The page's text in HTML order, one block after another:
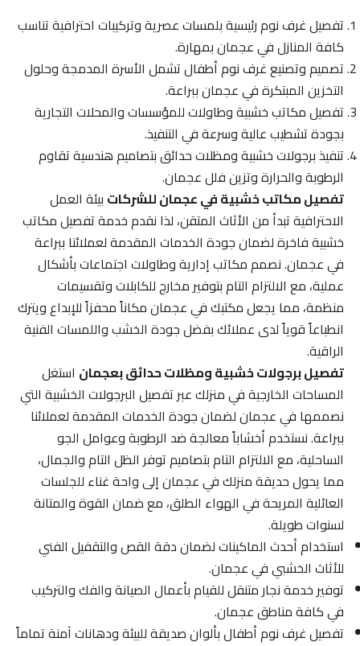
تفصيل غرف نوم رئيسية بلمسات عصرية وتركيبات احترافية تناسب
كافة المنازل في عجمان بمهارة.
تصميم وتصنيع غرف نوم أطفال تشمل الأسرة المدمجة وحلول
التخزين المبتكرة في عجمان ببراعة.
تفصيل مكاتب خشبية وطاولات للمؤسسات والمحلات التجارية
بجودة تشطيب عالية وسرعة في التنفيذ.
تنفيذ برجولات خشبية ومظلات حدائق بتصاميم هندسية تقاوم
الرطوبة والحرارة وتزين فلل عجمان.
تفصيل مكاتب خشبية في عجمان للشركاتبيئة العمل
الاحترافية تبدأ من الأثاث المتقن، لذا نقدم خدمة تفصيل مكاتب
خشبية فاخرة لضمان جودة الخدمات المقدمة لعملائنا ببراعة
في عجمان. نصمم مكاتب إدارية وطاولات اجتماعات بأشكال
عملية، مع الالتزام التام بتوفير مخارج للكابلات وتقسيمات
منظمة، مما يجعل مكتبك في عجمان مكاناً محفزاً للإبداع ويترك
انطباعاً قوياً لدى عملائك بفضل جودة الخشب واللمسات الفنية
الراقية.
تفصيل برجولات خشبية ومظلات حدائق بعجماناستغل
المساحات الخارجية في منزلك عبر تفصيل البرجولات الخشبية التي
نصممها في عجمان لضمان جودة الخدمات المقدمة لعملائنا
ببراعة. نستخدم أخشاباً معالجة ضد الرطوبة وعوامل الجو
الساحلية، مع الالتزام التام بتصاميم توفر الظل التام والجمال،
مما يحول حديقة منزلك في عجمان إلى واحة غناء للجلسات
العائلية المريحة في الهواء الطلق، مع ضمان القوة والمتانة
لسنوات طويلة.
استخدام أحدث الماكينات لضمان دقة القص والتقفيل الفني
للأثاث الخشبي في عجمان.
توفير خدمة نجار متنقل للقيام بأعمال الصيانة والفك والتركيب
في كافة مناطق عجمان.
تفصيل غرف نوم أطفال بألوان صديقة للبيئة ودهانات آمنة تماماً